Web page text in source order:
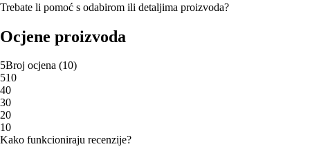
Trebate li pomoć s odabirom ili detaljima proizvoda?
Ocjene proizvoda
5Broj ocjena (10)
510
40
30
20
10
Kako funkcioniraju recenzije?